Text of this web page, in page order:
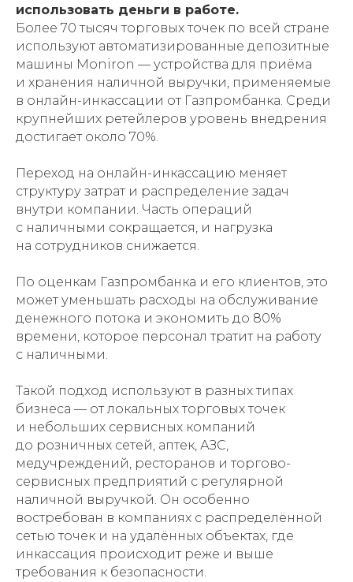
использовать деньги в работе.
Более 70 тысяч торговых точек по всей стране
используют автоматизированные депозитные
машины Moniron — устройства для приёма
и хранения наличной выручки, применяемые
в онлайн-инкассации от Газпромбанка. Среди
крупнейших ретейлеров уровень внедрения
достигает около 70%.
Переход на онлайн-инкассацию меняет
структуру затрат и распределение задач
внутри компании. Часть операций
с наличными сокращается, и нагрузка
на сотрудников снижается.
По оценкам Газпромбанка и его клиентов, это
может уменьшать расходы на обслуживание
денежного потока и экономить до 80%
времени, которое персонал тратит на работу
с наличными.
Такой подход используют в разных типах
бизнеса — от локальных торговых точек
и небольших сервисных компаний
до розничных сетей, аптек, АЗС,
медучреждений, ресторанов и торгово-
сервисных предприятий с регулярной
наличной выручкой. Он особенно
востребован в компаниях с распределённой
сетью точек и на удалённых объектах, где
инкассация происходит реже и выше
требования к безопасности.